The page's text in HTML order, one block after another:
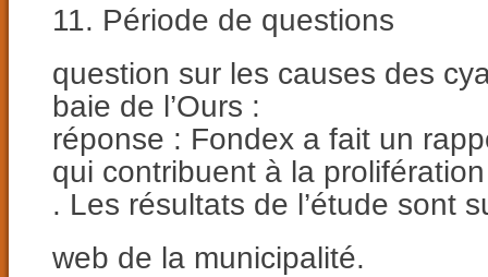
11. Période de questions
question sur les causes des
baie de l’Ours :
réponse : Fondex a fait un
qui contribuent à la
. Les résultats de l’étude sont
web de la municipalité.